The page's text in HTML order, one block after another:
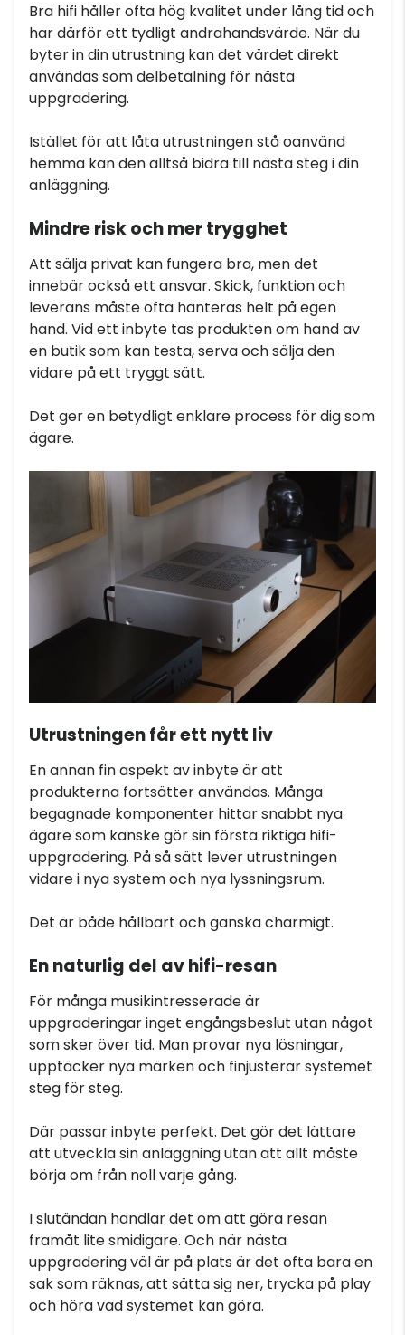
Bra hifi håller ofta hög kvalitet under lång tid och
har därför ett tydligt andrahandsvärde. När du
byter in din utrustning kan det värdet direkt
användas som delbetalning för nästa
uppgradering.
Istället för att låta utrustningen stå oanvänd
hemma kan den alltså bidra till nästa steg i din
anläggning.
Mindre risk och mer trygghet
Att sälja privat kan fungera bra, men det
innebär också ett ansvar. Skick, funktion och
leverans måste ofta hanteras helt på egen
hand. Vid ett inbyte tas produkten om hand av
en butik som kan testa, serva och sälja den
vidare på ett tryggt sätt.
Det ger en betydligt enklare process för dig som
ägare.
Utrustningen får ett nytt liv
En annan fin aspekt av inbyte är att
produkterna fortsätter användas. Många
begagnade komponenter hittar snabbt nya
ägare som kanske gör sin första riktiga hifi-
uppgradering. På så sätt lever utrustningen
vidare i nya system och nya lyssningsrum.
Det är både hållbart och ganska charmigt.
En naturlig del av hifi-resan
För många musikintresserade är
uppgraderingar inget engångsbeslut utan något
som sker över tid. Man provar nya lösningar,
upptäcker nya märken och finjusterar systemet
steg för steg.
Där passar inbyte perfekt. Det gör det lättare
att utveckla sin anläggning utan att allt måste
börja om från noll varje gång.
I slutändan handlar det om att göra resan
framåt lite smidigare. Och när nästa
uppgradering väl är på plats är det ofta bara en
sak som räknas, att sätta sig ner, trycka på play
och höra vad systemet kan göra.